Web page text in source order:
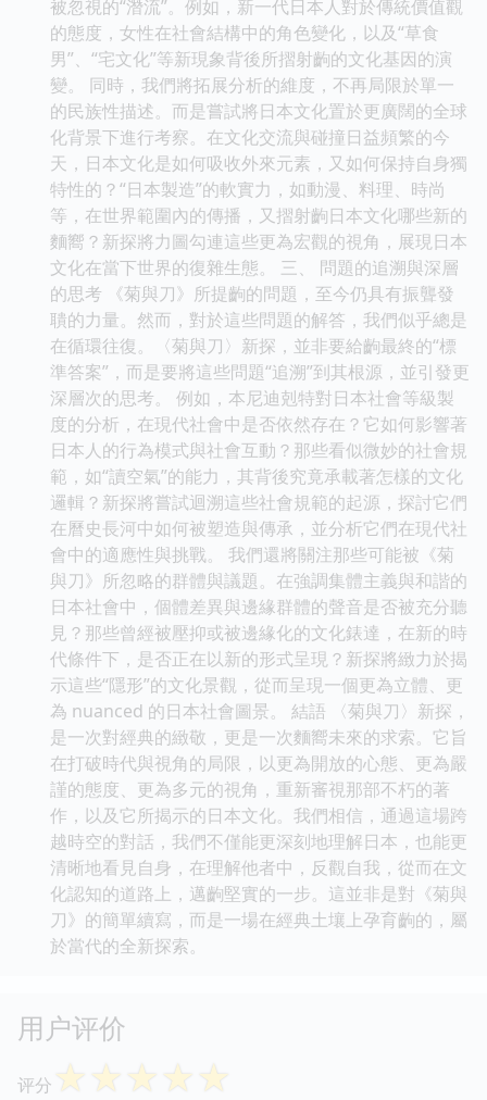
被忽視的“潛流”。例如，新一代日本人對於傳統價值觀
的態度，女性在社會結構中的角色變化，以及“草食
男”、“宅文化”等新現象背後所摺射齣的文化基因的演
變。 同時，我們將拓展分析的維度，不再局限於單一
的民族性描述。而是嘗試將日本文化置於更廣闊的全球
化背景下進行考察。在文化交流與碰撞日益頻繁的今
天，日本文化是如何吸收外來元素，又如何保持自身獨
特性的？“日本製造”的軟實力，如動漫、料理、時尚
等，在世界範圍內的傳播，又摺射齣日本文化哪些新的
麵嚮？新探將力圖勾連這些更為宏觀的視角，展現日本
文化在當下世界的復雜生態。 三、 問題的追溯與深層
的思考 《菊與刀》所提齣的問題，至今仍具有振聾發
聵的力量。然而，對於這些問題的解答，我們似乎總是
在循環往復。〈菊與刀〉新探，並非要給齣最終的“標
準答案”，而是要將這些問題“追溯”到其根源，並引發更
深層次的思考。 例如，本尼迪剋特對日本社會等級製
度的分析，在現代社會中是否依然存在？它如何影響著
日本人的行為模式與社會互動？那些看似微妙的社會規
範，如“讀空氣”的能力，其背後究竟承載著怎樣的文化
邏輯？新探將嘗試迴溯這些社會規範的起源，探討它們
在曆史長河中如何被塑造與傳承，並分析它們在現代社
會中的適應性與挑戰。 我們還將關注那些可能被《菊
與刀》所忽略的群體與議題。在強調集體主義與和諧的
日本社會中，個體差異與邊緣群體的聲音是否被充分聽
見？那些曾經被壓抑或被邊緣化的文化錶達，在新的時
代條件下，是否正在以新的形式呈現？新探將緻力於揭
示這些“隱形”的文化景觀，從而呈現一個更為立體、更
為 nuanced 的日本社會圖景。 結語 〈菊與刀〉新探，
是一次對經典的緻敬，更是一次麵嚮未來的求索。它旨
在打破時代與視角的局限，以更為開放的心態、更為嚴
謹的態度、更為多元的視角，重新審視那部不朽的著
作，以及它所揭示的日本文化。我們相信，通過這場跨
越時空的對話，我們不僅能更深刻地理解日本，也能更
清晰地看見自身，在理解他者中，反觀自我，從而在文
化認知的道路上，邁齣堅實的一步。這並非是對《菊與
刀》的簡單續寫，而是一場在經典土壤上孕育齣的，屬
於當代的全新探索。
用户评价
评分 ☆☆☆☆☆